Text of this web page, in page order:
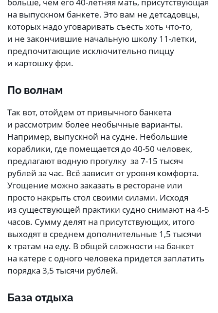
на выпускном банкете. Это вам не детсадовцы,
которых надо уговаривать съесть хоть что-то,
и не закончившие начальную школу 11-летки,
предпочитающие исключительно пиццу
и картошку фри.
По волнам
Так вот, отойдем от привычного банкета
и рассмотрим более необычные варианты.
Например, выпускной на судне. Небольшие
кораблики, где помещается до 40-50 человек,
предлагают водную прогулку за 7-15 тысяч
рублей за час. Всё зависит от уровня комфорта.
Угощение можно заказать в ресторане или
просто накрыть стол своими силами. Исходя
из существующей практики судно снимают на 4-5
часов. Сумму делят на присутствующих, итого
выходят в среднем дополнительные 1,5 тысячи
к тратам на еду. В общей сложности на банкет
на катере с одного человека придется заплатить
порядка 3,5 тысячи рублей.
База отдыха